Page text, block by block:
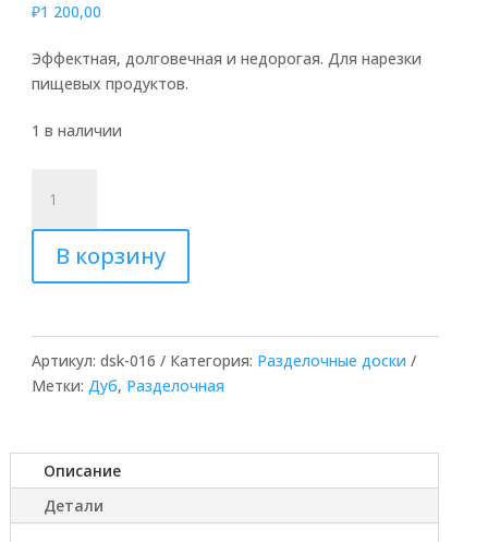
₽1 200,00
Эффектная, долговечная и недорогая. Для нарезки
пищевых продуктов.
1 в наличии
товара
Разделочная
доска
из
В корзину
Артикул: dsk-016 Категория: Разделочные доски
Метки: Дуб, Разделочная
Описание
Детали